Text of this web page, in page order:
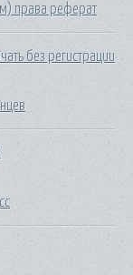
права реферат
без регистрации